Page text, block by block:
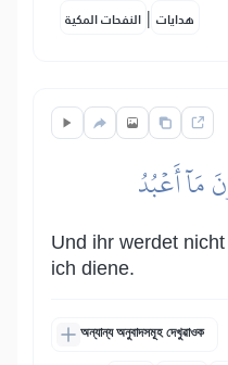
النفحات المكية | هدايات
مَآ أَعۡبُدُ
Und ihr werdet
ich diene.
অন্যান্য অনুবাদসমূহ দেখুৱাওক